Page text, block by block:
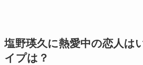
塩野瑛久に熱愛中の恋人は
イプは？